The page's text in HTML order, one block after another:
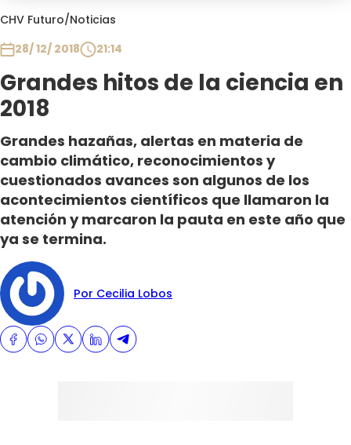
CHV Futuro/Noticias
28/ 12/ 2018
21:14
Grandes hitos de la ciencia en
2018
Grandes hazañas, alertas en materia de
cambio climático, reconocimientos y
cuestionados avances son algunos de los
acontecimientos científicos que llamaron la
atención y marcaron la pauta en este año que
ya se termina.
Por Cecilia Lobos
Club De La Comedia
Plan Perfecto
El Tiempo
Sabingo